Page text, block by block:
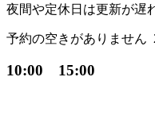
夜間や定休日は更新が遅
予約の空きがありません
10:00 15:00